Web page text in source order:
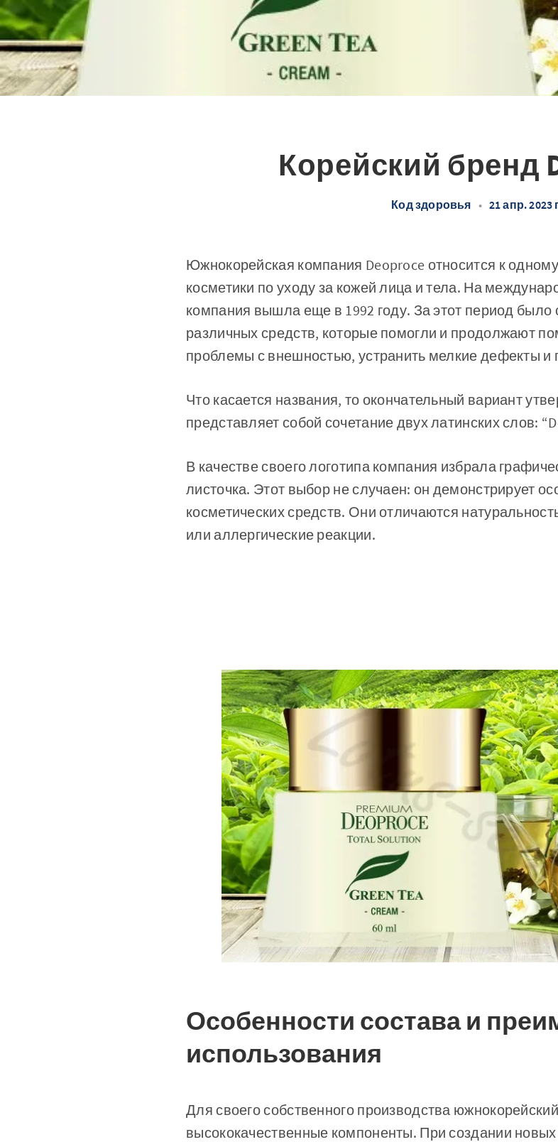
Корейский бренд
Код здоровья • 21 апр. 2023
Южнокорейская компания Deoproce относится к
косметики по уходу за кожей лица и тела. На
компания вышла еще в 1992 году. За этот период
различных средств, которые помогли и продолжают
проблемы с внешностью, устранить мелкие дефекты и
Что касается названия, то окончательный вариант
представляет собой сочетание двух латинских слов:
В качестве своего логотипа компания избрала
листочка. Этот выбор не случаен: он демонстрирует
косметических средств. Они отличаются
или аллергические реакции.
Особенности состава и
использования
Для своего собственного производства
высококачественные компоненты. При создании